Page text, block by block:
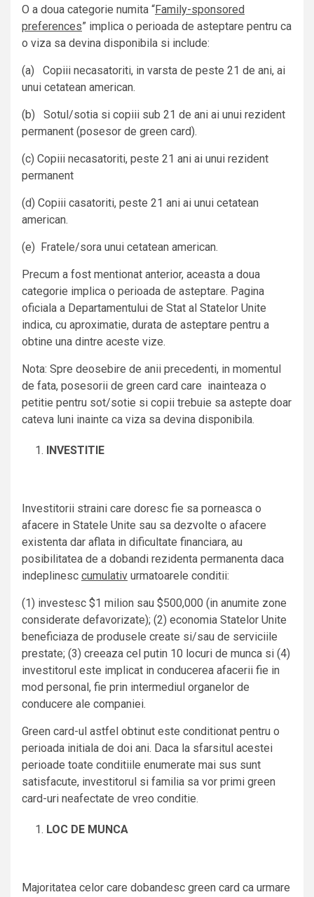
O a doua categorie numita “Family-sponsored
preferences” implica o perioada de asteptare pentru ca
o viza sa devina disponibila si include:
(a) Copiii necasatoriti, in varsta de peste 21 de ani, ai
unui cetatean american.
(b) Sotul/sotia si copiii sub 21 de ani ai unui rezident
permanent (posesor de green card).
(c) Copiii necasatoriti, peste 21 ani ai unui rezident
permanent
(d) Copiii casatoriti, peste 21 ani ai unui cetatean
american.
(e) Fratele/sora unui cetatean american.
Precum a fost mentionat anterior, aceasta a doua
categorie implica o perioada de asteptare. Pagina
oficiala a Departamentului de Stat al Statelor Unite
indica, cu aproximatie, durata de asteptare pentru a
obtine una dintre aceste vize.
Nota: Spre deosebire de anii precedenti, in momentul
de fata, posesorii de green card care inainteaza o
petitie pentru sot/sotie si copii trebuie sa astepte doar
cateva luni inainte ca viza sa devina disponibila.
INVESTITIE
Investitorii straini care doresc fie sa porneasca o
afacere in Statele Unite sau sa dezvolte o afacere
existenta dar aflata in dificultate financiara, au
posibilitatea de a dobandi rezidenta permanenta daca
indeplinesc cumulativ urmatoarele conditii:
(1) investesc $1 milion sau $500,000 (in anumite zone
considerate defavorizate); (2) economia Statelor Unite
beneficiaza de produsele create si/sau de serviciile
prestate; (3) creeaza cel putin 10 locuri de munca si (4)
investitorul este implicat in conducerea afacerii fie in
mod personal, fie prin intermediul organelor de
conducere ale companiei.
Green card-ul astfel obtinut este conditionat pentru o
perioada initiala de doi ani. Daca la sfarsitul acestei
perioade toate conditiile enumerate mai sus sunt
satisfacute, investitorul si familia sa vor primi green
card-uri neafectate de vreo conditie.
LOC DE MUNCA
Majoritatea celor care dobandesc green card ca urmare